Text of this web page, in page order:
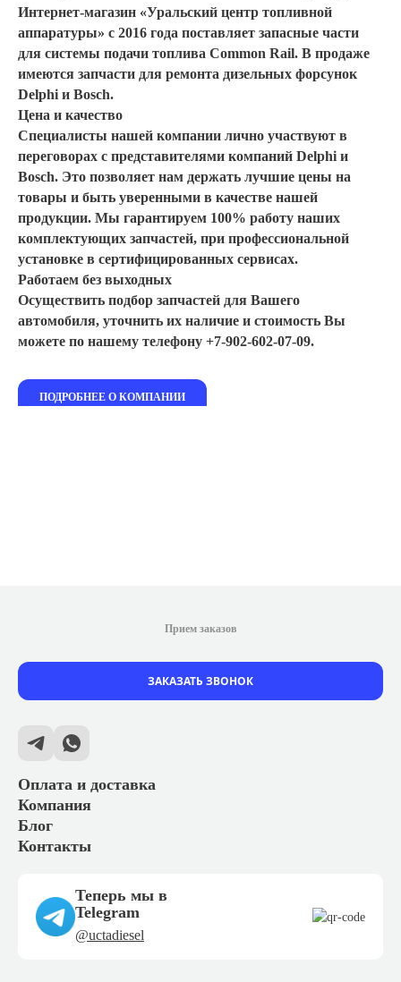
Интернет-магазин «Уральский центр топливной
аппаратуры» с 2016 года поставляет запасные части
для системы подачи топлива Common Rail. В продаже
имеются запчасти для ремонта дизельных форсунок
Delphi и Bosch.
Цена и качество
Специалисты нашей компании лично участвуют в
переговорах с представителями компаний Delphi и
Bosch. Это позволяет нам держать лучшие цены на
товары и быть уверенными в качестве нашей
продукции. Мы гарантируем 100% работу наших
комплектующих запчастей, при профессиональной
установке в сертифицированных сервисах.
Работаем без выходных
Осуществить подбор запчастей для Вашего
автомобиля, уточнить их наличие и стоимость Вы
можете по нашему телефону +7-902-602-07-09.
ПОДРОБНЕЕ О КОМПАНИИ
Оплата и доставка
Компания
Блог
Контакты
Прием заказов
ЗАКАЗАТЬ ЗВОНОК
Теперь мы в
Telegram
@uctadiesel